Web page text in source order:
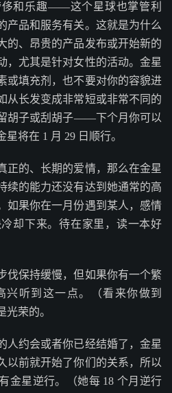
和乐趣——这个星球也掌管利
产品和服务有关。这就是为什么
的、昂贵的产品发布或开始新的
，尤其是针对女性的活动。金星
或填充剂，也不要对你的容貌进
从长发变成非常短或非常不同的
胡子或刮胡子——下个月你可以
将在 1 月 29 日顺行。
正的、长期的爱情，那么在金星
续的能力还没有达到她通常的高
如果你在一月份遇到某人，感情
却下来。待在家里，读一本好
伐保持缓慢，但如果你有一个繁
兴听到这一点。（看来你做到
荣的。
人约会或者你已经结婚了，金星
以前就开始了你们的关系，所以
金星逆行。（她每 18 个月逆行